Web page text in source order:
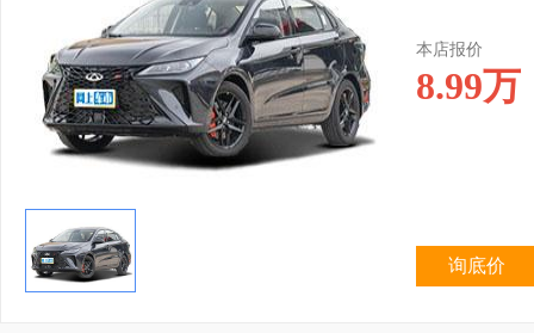
本店报价
8.99万
询底价